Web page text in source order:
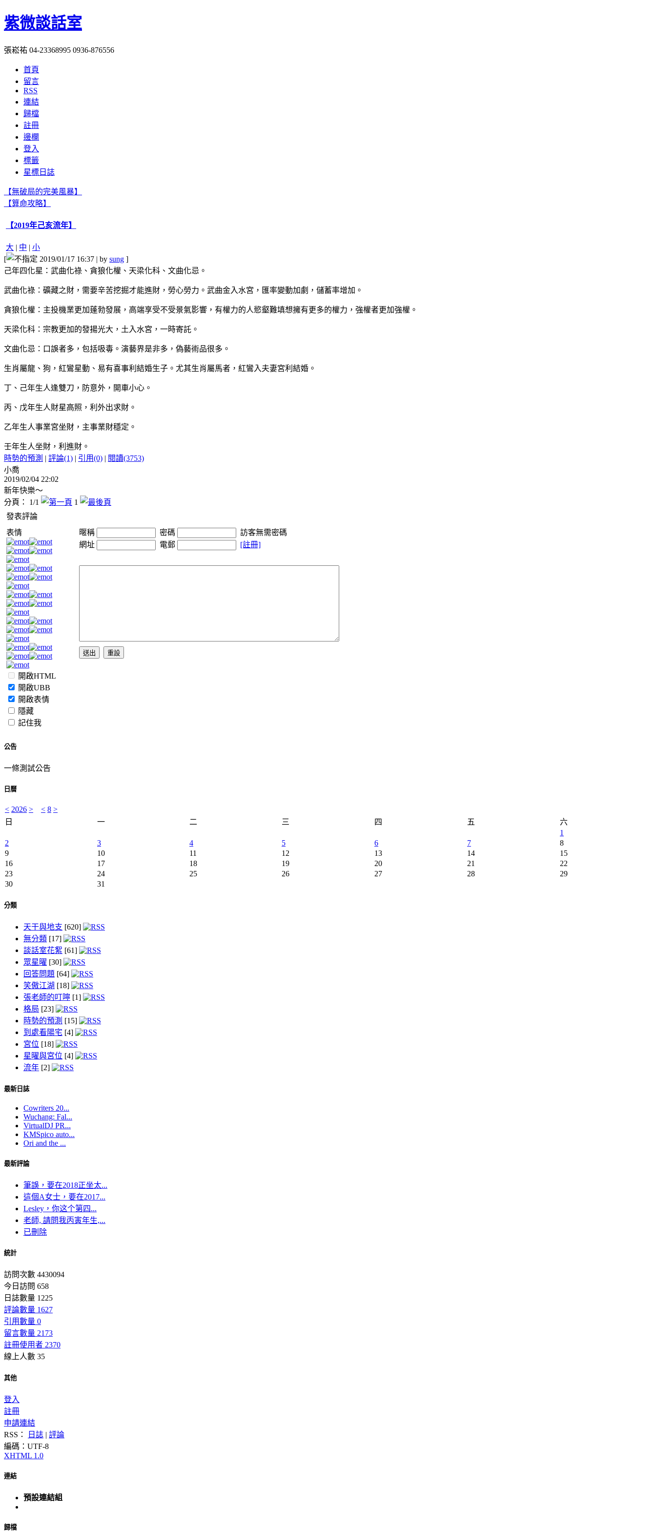
紫微談話室
張崧祐 04-23368995 0936-876556
首頁
留言
RSS
連結
歸檔
註冊
邊欄
登入
標籤
星標日誌
【無破局的完美風暴】
【算命攻略】
【2019年己亥流年】
大 | 中 | 小
[
2019/01/17 16:37 | by sung ]
己年四化星：武曲化祿、貪狼化權、天梁化科、文曲化忌。
武曲化祿：礦藏之財，需要辛苦挖掘才能進財，勞心勞力。武曲金入水宮，匯率變動加劇，儲蓄率增加。
貪狼化權：主投機業更加蓬勃發展，高端享受不受景氣影響，有權力的人慾壑難填想擁有更多的權力，強權者更加強權。
天梁化科：宗教更加的發揚光大，土入水宮，一時寄託。
文曲化忌：口誤者多，包括吸毒。演藝界是非多，偽藝術品很多。
生肖屬龍、狗，紅鸞星動、易有喜事利結婚生子。尤其生肖屬馬者，紅鸞入夫妻宮利結婚。
丁、己年生人逢雙刀，防意外，開車小心。
丙、戊年生人財星高照，利外出求財。
乙年生人事業宮坐財，主事業財穩定。
壬年生人坐財，利進財。
時勢的預測 | 評論(1) | 引用(0) | 閱讀(3753)
小喬
2019/02/04 22:02
新年快樂～
分頁： 1/1
1
發表評論
表情
開啟HTML
開啟UBB
開啟表情
隱藏
記住我
暱稱 密碼
訪客無需密碼
網址
電郵 [註冊]
公告
一條測試公告
日曆
< 2026 > < 8 >
日
一 二 三 四 五
六
1
2
3 4 5 6 7
8
9
10 11 12 13 14
15
16
17 18 19 20 21
22
23
24 25 26 27 28
29
30
31
分類
天干與地支 [620]
無分類 [17]
談話室花絮 [61]
眾星曜 [30]
回答問題 [64]
笑傲江湖 [18]
張老師的叮嚀 [1]
格局 [23]
時勢的預測 [15]
到處看陽宅 [4]
宮位 [18]
星曜與宮位 [4]
流年 [2]
最新日誌
Cowriters 20...
Wuchang: Fal...
VirtualDJ PR...
KMSpico auto...
Ori and the ...
最新評論
筆誤，要在2018正坐太...
這個A女士，要在2017...
Lesley，你这个第四...
老師, 請問我丙寅年生,...
已刪除
統計
訪問次數 4430094
今日訪問 658
日誌數量 1225
評論數量 1627
引用數量 0
留言數量 2173
註冊使用者 2370
線上人數 35
其他
登入
註冊
申請連結
RSS：
日誌 | 評論
編碼：UTF-8
XHTML 1.0
連結
預設連結組
歸檔